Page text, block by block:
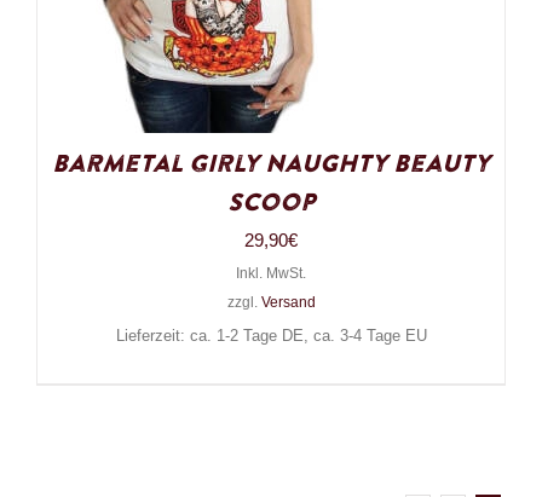
Barmetal Girly Naughty Beauty
Scoop
29,90€
Inkl. MwSt.
zzgl. Versand
Lieferzeit: ca. 1-2 Tage DE, ca. 3-4 Tage EU